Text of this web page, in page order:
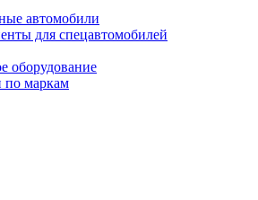
автомобили
для спецавтомобилей
оборудование
по маркам